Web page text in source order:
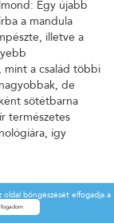
Egy újabb
a mandula
illetve a
mint a család többi
de
sötétbarna
természetes
így
böngészését elfogadja a